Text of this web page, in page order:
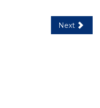
Next